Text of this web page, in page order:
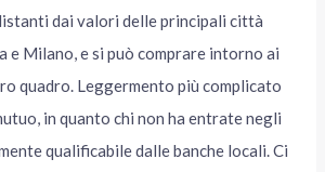
dai valori delle principali città
e Milano, e si può comprare intorno ai
quadro. Leggermento più complicato
in quanto chi non ha entrate negli
qualificabile dalle banche locali. Ci